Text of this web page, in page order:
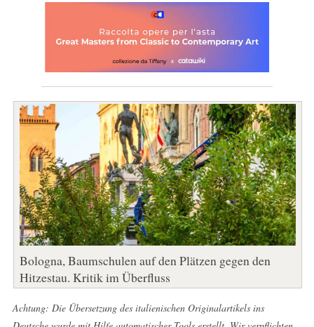
Bologna, Baumschulen auf den Plätzen gegen den
Hitzestau. Kritik im Überfluss
Achtung: Die Übersetzung des italienischen Originalartikels ins